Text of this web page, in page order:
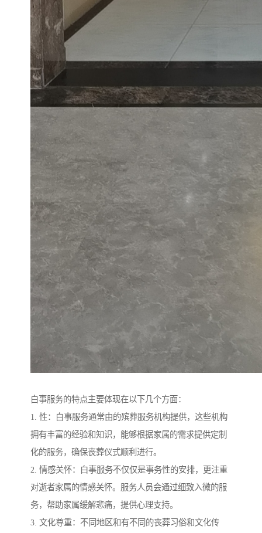
白事服务的特点主要体现在以下几个方面：
1. 性：白事服务通常由的殡葬服务机构提供，这些机构
拥有丰富的经验和知识，能够根据家属的需求提供定制
化的服务，确保丧葬仪式顺利进行。
2. 情感关怀：白事服务不仅仅是事务性的安排，更注重
对逝者家属的情感关怀。服务人员会通过细致入微的服
务，帮助家属缓解悲痛，提供心理支持。
3. 文化尊重：不同地区和有不同的丧葬习俗和文化传